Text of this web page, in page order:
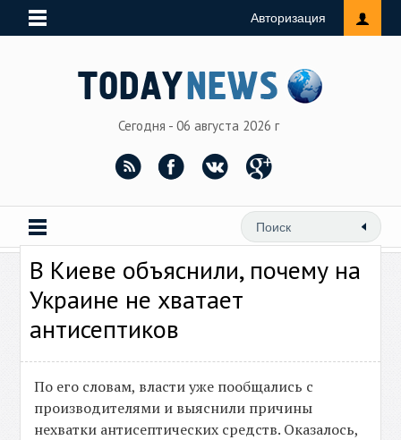
Авторизация
Сегодня - 06 августа 2026 г
В Киеве объяснили, почему на
Украине не хватает
антисептиков
По его словам, власти уже пообщались с
производителями и выяснили причины
нехватки антисептических средств. Оказалось,